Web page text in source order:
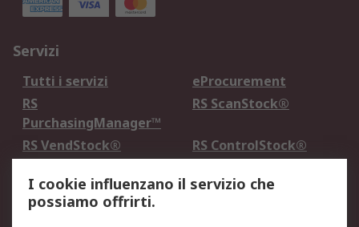
Servizi
Tutti i servizi
eProcurement
RS
PurchasingManager™
RS ScanStock®
RS VendStock®
RS ControlStock®
Legale
I cookie influenzano il servizio che
possiamo offrirti.